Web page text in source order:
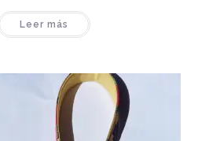
Leer más